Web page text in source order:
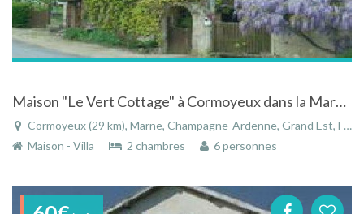
Maison "Le Vert Cottage" à Cormoyeux dans la Marne en Champagne-Ardenne
Cormoyeux (29 km), Marne, Champagne-Ardenne, Grand Est, France
Maison - Villa
2 chambres 6 personnes